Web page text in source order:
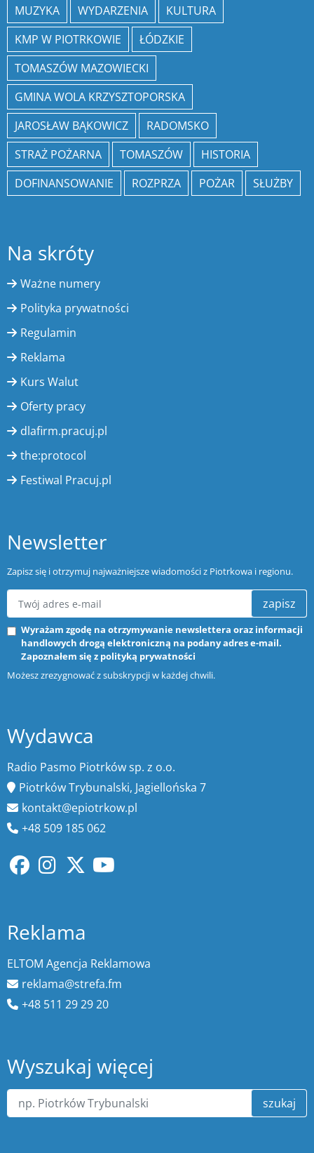
MUZYKA
WYDARZENIA
KULTURA
KMP W PIOTRKOWIE
ŁÓDZKIE
TOMASZÓW MAZOWIECKI
GMINA WOLA KRZYSZTOPORSKA
JAROSŁAW BĄKOWICZ
RADOMSKO
STRAŻ POŻARNA
TOMASZÓW
HISTORIA
DOFINANSOWANIE
ROZPRZA POŻAR SŁUŻBY
Na skróty
Ważne numery
Polityka prywatności
Regulamin
Reklama
Kurs Walut
Oferty pracy
dlafirm.pracuj.pl
the:protocol
Festiwal Pracuj.pl
Newsletter
Zapisz się i otrzymuj najważniejsze wiadomości z Piotrkowa i regionu.
zapisz
Wyrażam zgodę na otrzymywanie newslettera oraz informacji
handlowych drogą elektroniczną na podany adres e-mail.
Zapoznałem się z polityką prywatności
Możesz zrezygnować z subskrypcji w każdej chwili.
Wydawca
Radio Pasmo Piotrków sp. z o.o.
Piotrków Trybunalski, Jagiellońska 7
kontakt@epiotrkow.pl
+48 509 185 062
Reklama
ELTOM Agencja Reklamowa
reklama@strefa.fm
+48 511 29 29 20
Wyszukaj więcej
szukaj